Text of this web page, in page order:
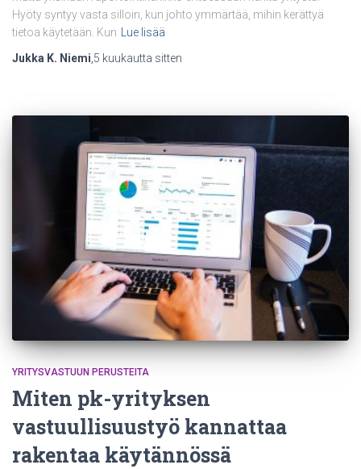
Hyöty syntyy vasta silloin, kun johto ymmärtää, mihin kerättyä
tietoa käytetään. Kun
Lue lisää
Jukka K. Niemi 5 kuukautta sitten
YRITYSVASTUUN PERUSTEITA
Miten pk-yrityksen
vastuullisuustyö kannattaa
rakentaa käytännössä